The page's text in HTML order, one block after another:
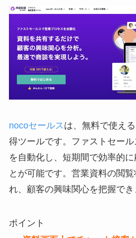
nocoセールスは、無料で使え
得ツールです。ファストセー
を自動化し、短期間で効率的
とが可能です。営業資料の閲覧
れ、顧客の興味関心を把握でき
ポイント